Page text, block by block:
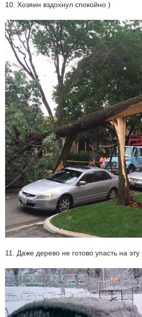
10. Хозяин вздохнул спокойно )
11. Даже дерево не готово упасть на